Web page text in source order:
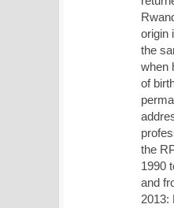
origin
the
when
of
the
1990
and
2013: